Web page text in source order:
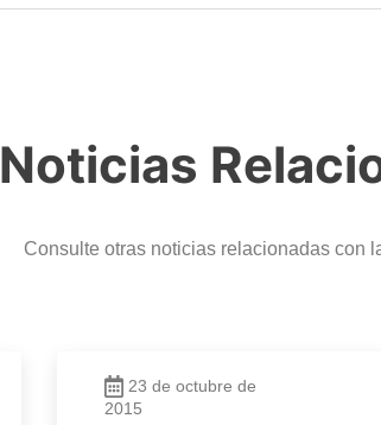
Noticias
Consulte otras noticias relacionadas con
23 de octubre de
2015